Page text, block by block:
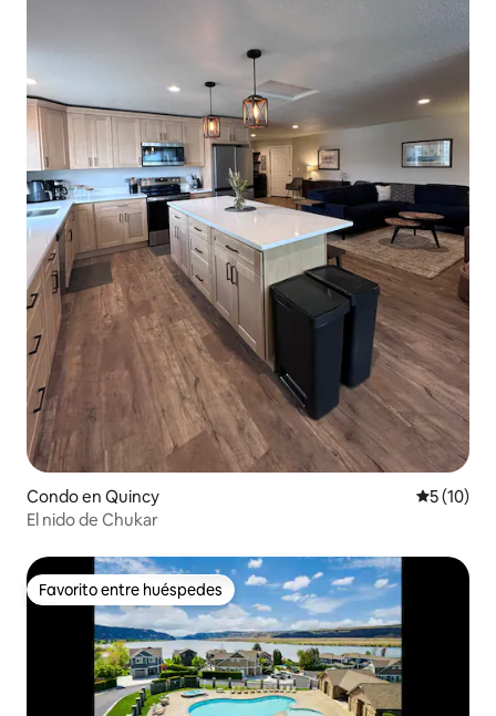
Condo en Quincy
5 (10)
El nido de Chukar
Favorito entre huéspedes
Favorito entre huéspedes